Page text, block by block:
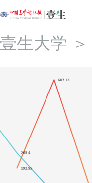
壹生大学 ＞